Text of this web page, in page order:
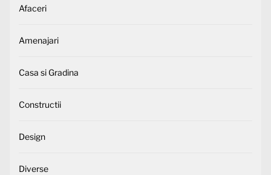
Afaceri
Amenajari
Casa si Gradina
Constructii
Design
Diverse